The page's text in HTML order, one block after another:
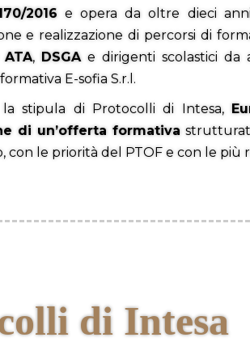
2016 e opera da oltre dieci
e realizzazione di percorsi di
, DSGAe dirigenti scolastici da
E-sofia S.r.l.
la stipula di Protocolli di Intesa,
di un’offerta formativa
con le priorità del PTOF e con le più
di Intesa